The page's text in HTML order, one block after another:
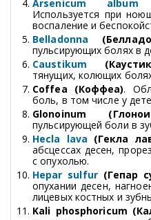
Arsenicum album
Используется при
воспаление и
Belladonna
пульсирующих болях в
Caustikum
тянущих, колющих
Coffea (Коффеа).
боль, в том числе у
Glonoinum
пульсирующей боли в
Hecla lava (Гекла
абсцессах десен,
с опухолью.
Hepar sulfur(Гепар
опухании десен,
лицевых костных и
Kali phosphoricum